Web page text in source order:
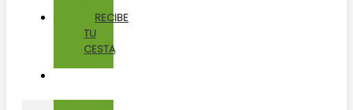
RECIBE
TU
CESTA